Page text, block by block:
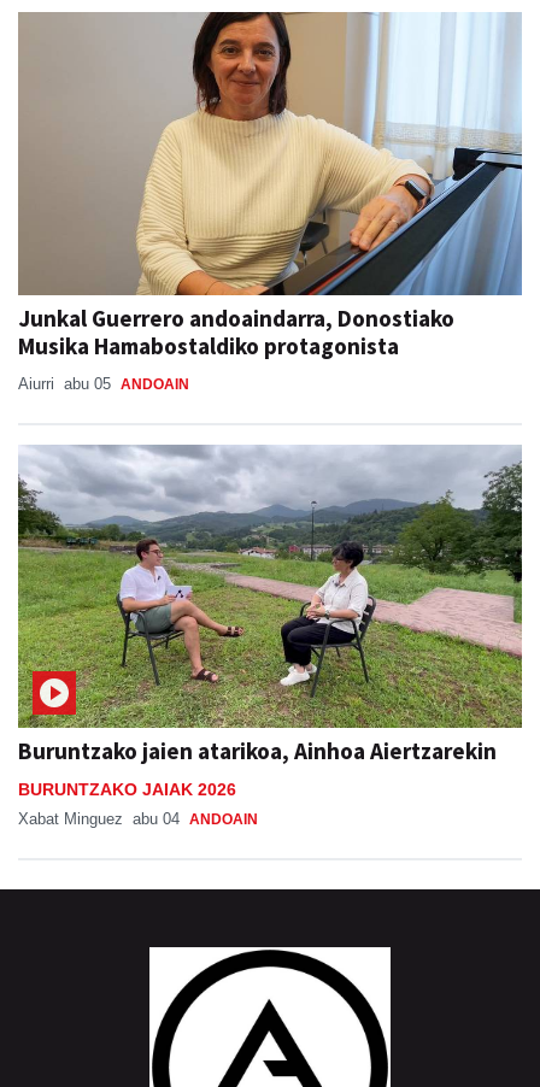
Junkal Guerrero andoaindarra, Donostiako
Musika Hamabostaldiko protagonista
Aiurri abu 05 ANDOAIN
Buruntzako jaien atarikoa, Ainhoa Aiertzarekin
BURUNTZAKO JAIAK 2026
Xabat Minguez abu 04 ANDOAIN